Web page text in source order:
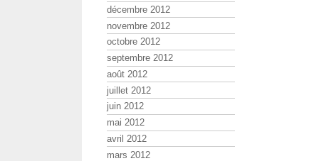
décembre 2012
novembre 2012
octobre 2012
septembre 2012
août 2012
juillet 2012
juin 2012
mai 2012
avril 2012
mars 2012